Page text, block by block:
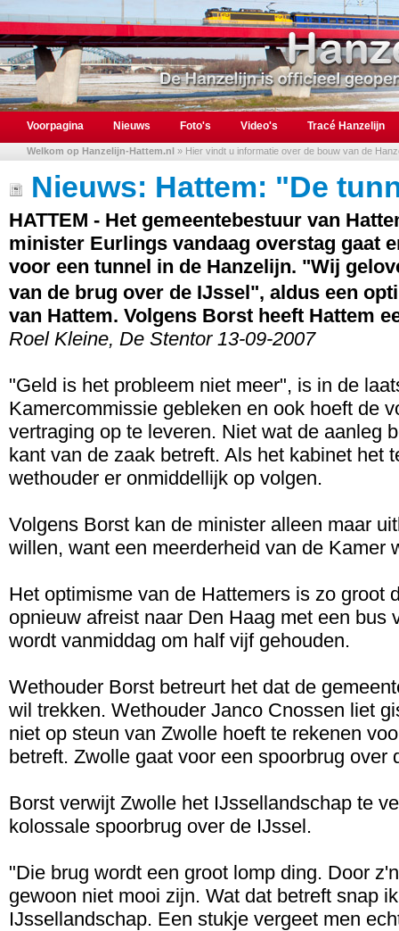
Voorpagina Nieuws Foto's Video's Tracé Hanzelijn
Welkom op Hanzelijn-Hattem.nl » Hier vindt u informatie over de bouw van de
Nieuws: Hattem: "De
HATTEM - Het gemeentebestuur van
minister Eurlings vandaag overstag gaat
voor een tunnel in de Hanzelijn. "Wij
van de brug over de IJssel", aldus een
van Hattem. Volgens Borst heeft Hattem
Roel Kleine, De Stentor 13-09-2007
"Geld is het probleem niet meer", is in de
Kamercommissie gebleken en ook hoeft de
vertraging op te leveren. Niet wat de aanleg
kant van de zaak betreft. Als het kabinet het
wethouder er onmiddellijk op volgen.
Volgens Borst kan de minister alleen maar
willen, want een meerderheid van de Kamer
Het optimisme van de Hattemers is zo groot
opnieuw afreist naar Den Haag met een bus
wordt vanmiddag om half vijf gehouden.
Wethouder Borst betreurt het dat de
wil trekken. Wethouder Janco Cnossen liet
niet op steun van Zwolle hoeft te rekenen
betreft. Zwolle gaat voor een spoorbrug over
Borst verwijt Zwolle het IJssellandschap te
kolossale spoorbrug over de IJssel.
"Die brug wordt een groot lomp ding. Door
gewoon niet mooi zijn. Wat dat betreft snap
IJssellandschap. Een stukje vergeet men